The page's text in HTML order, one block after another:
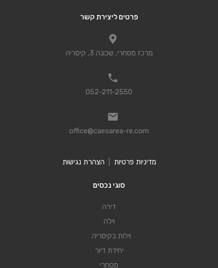
פרטים ליצירת קשר
מרכז מסחרי, שכונה 3, קיסריה
052-211-2550
office@caesarea-re.com
מדיניות פרטיות הצהרת נגישות
סוגי נכסים
דירה
וילה
וילות בקיסריה
יחידת דיור
מסחרי